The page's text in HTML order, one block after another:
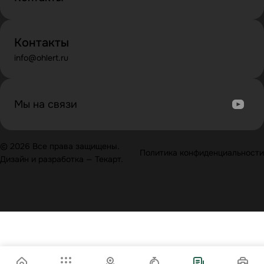
Контакты
info@ohlert.ru
Мы на связи
© 2026 Все права защищены.
Дизайн и разработка Текарт.
Политика конфиденциальности